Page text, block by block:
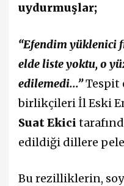
uydurmuşlar;
“Efendim yüklenici
elde liste yoktu, o
edilemedi...”Tespit
birlikçileri İl Eski
Suat Ekici
edildiği dillere
Bu rezilliklerin,